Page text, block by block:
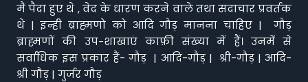
मैं पैदा हुए थे , वेद के धारण करने वाले तथा सदाचार प्रवर्तक
थे | इन्ही ब्राह्मणो को आदि गौड़ मानना चाहिए | गौड़
ब्राह्मणों की उप-शाखाएं काफ़ी संख्या में हैं। उनमें से
सर्वाधिक इस प्रकार हैं- गौड़ | आदि-गौड़ | श्री-गौड़ | आदि-
श्री गौड़ | गुर्जर गौड़